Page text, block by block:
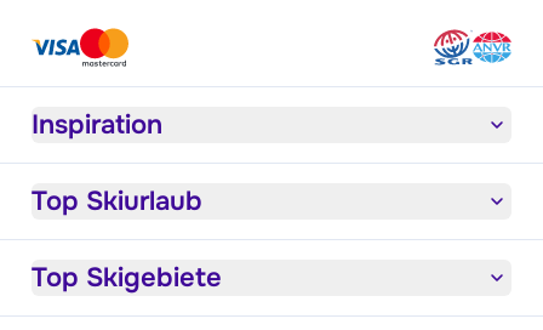
Inspiration
Top Skiurlaub
Top Skigebiete